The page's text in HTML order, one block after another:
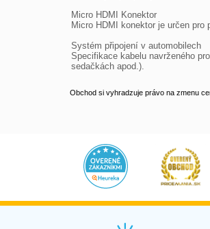
Micro HDMI Konektor
Micro HDMI konektor je určen
Systém připojení v automobilech
Specifikace kabelu navrženého
sedačkách apod.).
Obchod si vyhradzuje právo na zmenu